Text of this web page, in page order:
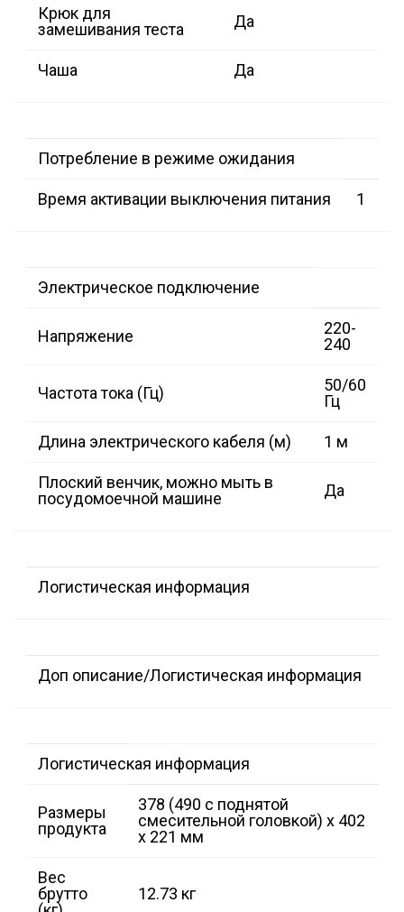
Крюк для
замешивания теста
Да
Чаша Да
Потребление в режиме ожидания
Время активации выключения питания 1
Электрическое подключение
Напряжение
220-
240
Частота тока (Гц)
50/60
Гц
Длина электрического кабеля (м) 1 м
Плоский венчик, можно мыть в
посудомоечной машине
Да
Логистическая информация
Доп описание/Логистическая информация
Логистическая информация
Размеры
продукта
378 (490 с поднятой
смесительной головкой) x 402
x 221 мм
Вес
брутто
12.73 кг